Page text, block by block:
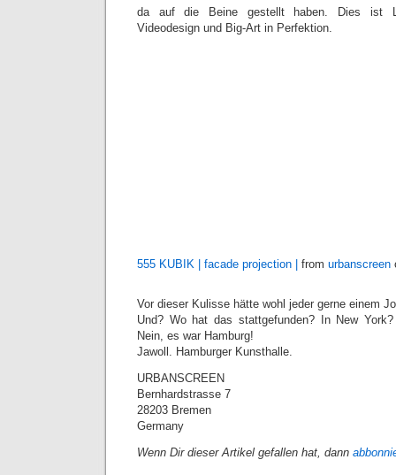
da auf die Beine gestellt haben. Dies ist
Videodesign und Big-Art in Perfektion.
555 KUBIK | facade projection | from urbanscreen
Vor dieser Kulisse hätte wohl jeder gerne einem
Und? Wo hat das stattgefunden? In New
Nein, es war Hamburg!
Jawoll. Hamburger Kunsthalle.
URBANSCREEN
Bernhardstrasse 7
28203 Bremen
Germany
Wenn Dir dieser Artikel gefallen hat, dann